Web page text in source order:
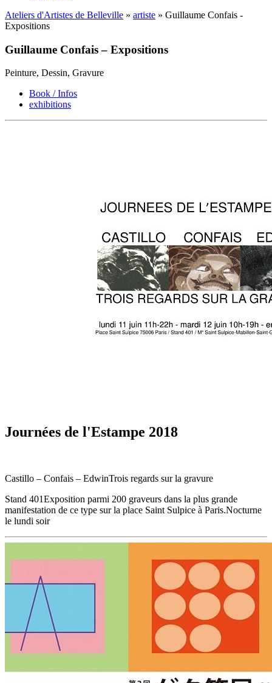
Ateliers d'Artistes de Belleville » artiste » Guillaume Confais -
Expositions
Guillaume Confais – Expositions
Peinture, Dessin, Gravure
Book / Infos
exhibitions
Journées de l'Estampe 2018
Castillo – Confais – EdwinTrois regards sur la gravure
Stand 401Exposition parmi 200 graveurs dans la plus grande
manifestation de ce type sur la place Saint Sulpice à Paris.Nocturne
le lundi soir